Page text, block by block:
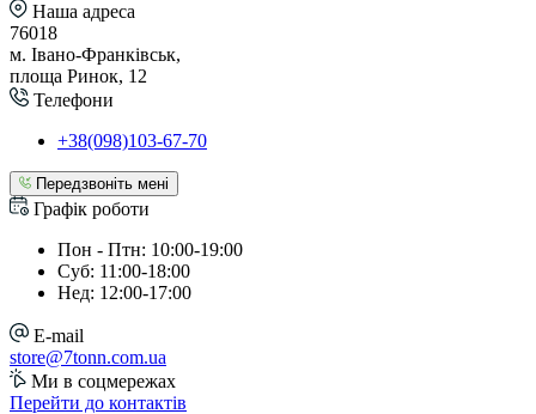
Наша адреса
76018
м. Івано-Франківськ,
площа Ринок, 12
Телефони
+38(098)103-67-70
Передзвоніть мені
Графік роботи
Пон - Птн: 10:00-19:00
Суб: 11:00-18:00
Нед: 12:00-17:00
E-mail
store@7tonn.com.ua
Ми в соцмережах
Перейти до контактів